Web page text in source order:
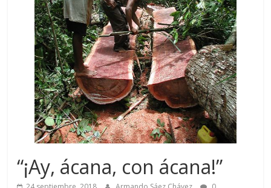
“¡Ay, ácana, con ácana!”